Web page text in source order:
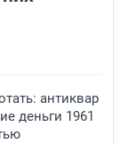
антиквар
деньги 1961